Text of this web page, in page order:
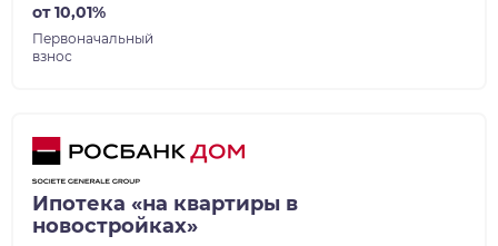
от 10,01%
Первоначальный
взнос
Ипотека «на квартиры в
новостройках»